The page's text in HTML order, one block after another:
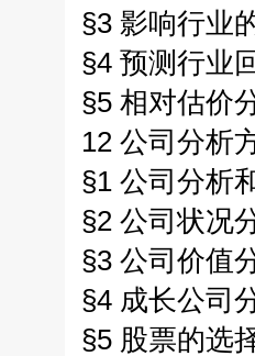
§3 影响行业
§4 预测行业
§5 相对估价
12 公司分析
§1 公司分析
§2 公司状况
§3 公司价值
§4 成长公司
§5 股票的选